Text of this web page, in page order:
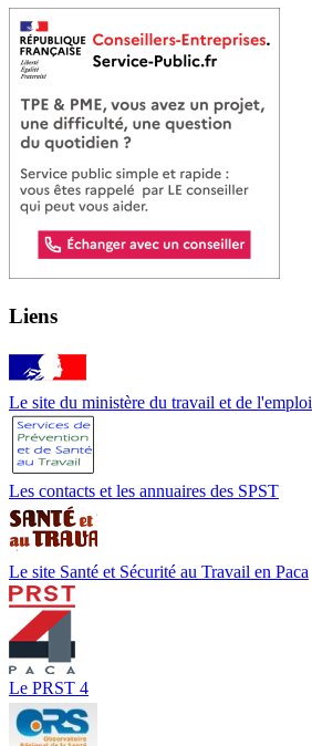
Liens
Le site du ministère du travail et de l'emploi
Les contacts et les annuaires des SPST
Le site Santé et Sécurité au Travail en Paca
Le PRST 4